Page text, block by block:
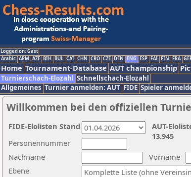
Logged on: Gast
Arabic ARM AZE BIH BUL CAT CHN CRO CZE DEN ENG ESP FAI FIN FRA
Home Tournament-Database AUT championship
Turnierschach-Elozahl Schnellschach-Elozahl
Allgemeines Turnier anmelden: AUT FIDE Spieler
Willkommen bei den offiziellen
Nachname
Vorname
Ebene
Personennummer
AUT-
13.945
FIDE-Elolisten Stand